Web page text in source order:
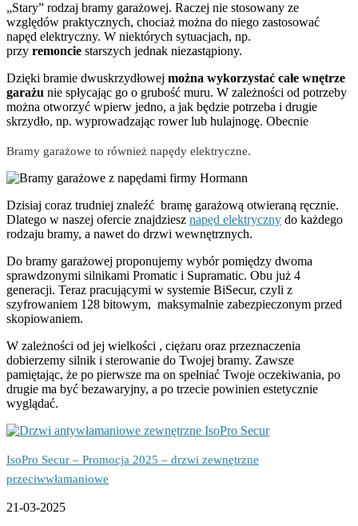
„Stary” rodzaj bramy garażowej. Raczej nie stosowany ze
względów praktycznych, chociaż można do niego zastosować
napęd elektryczny. W niektórych sytuacjach, np.
przy remoncie starszych jednak niezastąpiony.
Dzięki bramie dwuskrzydłowej można wykorzystać całe wnętrze
garażu nie spłycając go o grubość muru. W zależności od potrzeby
można otworzyć wpierw jedno, a jak będzie potrzeba i drugie
skrzydło, np. wyprowadzając rower lub hulajnogę. Obecnie
Bramy garażowe to również napędy elektryczne.
Dzisiaj coraz trudniej znaleźć bramę garażową otwieraną ręcznie.
Dlatego w naszej ofercie znajdziesz napęd elektryczny do każdego
rodzaju bramy, a nawet do drzwi wewnętrznych.
Do bramy garażowej proponujemy wybór pomiędzy dwoma
sprawdzonymi silnikami Promatic i Supramatic. Obu już 4
generacji. Teraz pracującymi w systemie BiSecur, czyli z
szyfrowaniem 128 bitowym, maksymalnie zabezpieczonym przed
skopiowaniem.
W zależności od jej wielkości , ciężaru oraz przeznaczenia
dobierzemy silnik i sterowanie do Twojej bramy. Zawsze
pamiętając, że po pierwsze ma on spełniać Twoje oczekiwania, po
drugie ma być bezawaryjny, a po trzecie powinien estetycznie
wyglądać.
IsoPro Secur – Promocja 2025 – drzwi zewnętrzne
przeciwwłamaniowe
21-03-2025